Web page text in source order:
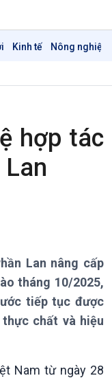
Kinh tế Nông nghiệp
hợp tác
Lan nâng cấp
tháng 10/2025,
tiếp tục được
chất và hiệu
Nam từ ngày 28